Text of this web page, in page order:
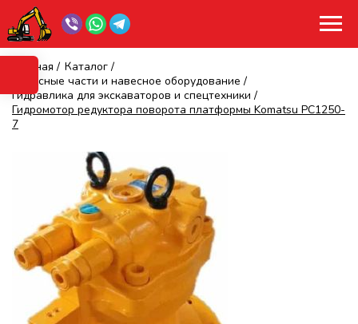
Главная / Каталог /
Запасные части и навесное оборудование /
Гидравлика для экскаваторов и спецтехники /
Гидромотор редуктора поворота платформы Komatsu PC1250-
7